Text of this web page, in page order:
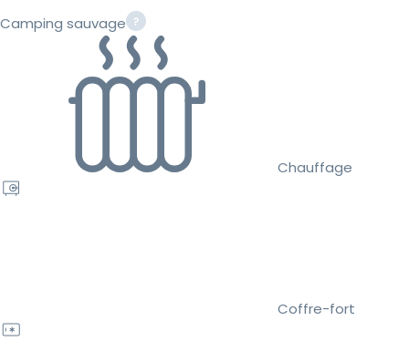
Camping sauvage
Chauffage
Coffre-fort